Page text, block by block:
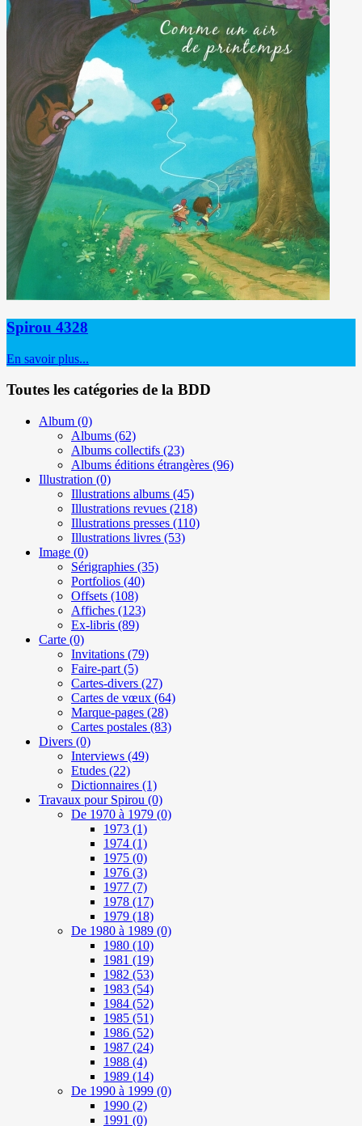
Spirou 4328
En savoir plus...
Toutes les catégories de la BDD
Album (0)
Albums (62)
Albums collectifs (23)
Albums éditions étrangères (96)
Illustration (0)
Illustrations albums (45)
Illustrations revues (218)
Illustrations presses (110)
Illustrations livres (53)
Image (0)
Sérigraphies (35)
Portfolios (40)
Offsets (108)
Affiches (123)
Ex-libris (89)
Carte (0)
Invitations (79)
Faire-part (5)
Cartes-divers (27)
Cartes de vœux (64)
Marque-pages (28)
Cartes postales (83)
Divers (0)
Interviews (49)
Etudes (22)
Dictionnaires (1)
Travaux pour Spirou (0)
De 1970 à 1979 (0)
1973 (1)
1974 (1)
1975 (0)
1976 (3)
1977 (7)
1978 (17)
1979 (18)
De 1980 à 1989 (0)
1980 (10)
1981 (19)
1982 (53)
1983 (54)
1984 (52)
1985 (51)
1986 (52)
1987 (24)
1988 (4)
1989 (14)
De 1990 à 1999 (0)
1990 (2)
1991 (0)